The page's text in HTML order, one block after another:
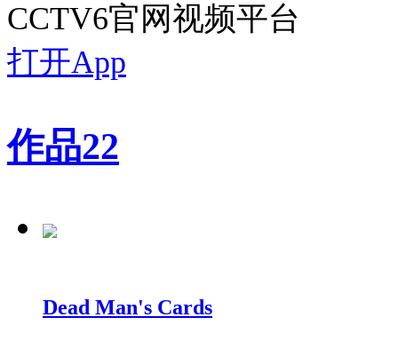
CCTV6官网视频平台
打开App
作品22
Dead Man's Cards